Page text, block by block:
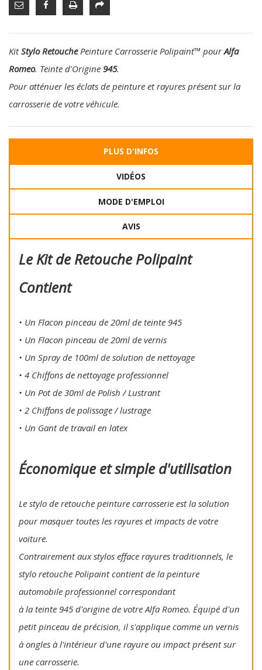
KitStylo RetouchePeinture Carrosserie Polipaint™ pourAlfa
Romeo. Teinte d'Origine 945.
Pour atténuer les éclats de peinture et rayures présent sur la
carrosserie de votre véhicule.
PLUS D'INFOS
VIDÉOS
MODE D'EMPLOI
AVIS
Le Kit de Retouche Polipaint
Contient
• Un Flacon pinceau de 20ml de teinte 945
• Un Flacon pinceau de 20ml de vernis
• Un Spray de 100ml de solution de nettoyage
• 4 Chiffons de nettoyage professionnel
• Un Pot de 30ml de Polish / Lustrant
• 2 Chiffons de polissage / lustrage
• Un Gant de travail en latex
Économique et simple d'utilisation
Le stylo de retouche peinture carrosserie est la solution
pour masquer toutes les rayures et impacts de votre
voiture.
Contrairement aux stylos efface rayures traditionnels, le
stylo retouche Polipaint contient de la peinture
automobile professionnel correspondant
à la teinte 945 d'origine de votre Alfa Romeo. Équipé d'un
petit pinceau de précision, il s'applique comme un vernis
à ongles à l'intérieur d'une rayure ou impact présent sur
une carrosserie.